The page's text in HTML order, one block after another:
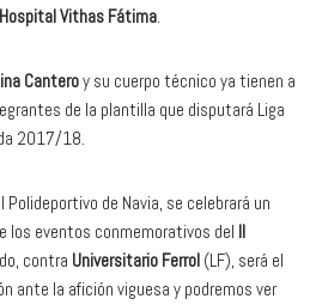
Hospital Vithas Fátima.
Canteroy su cuerpo técnico ya tienen a
de la plantilla que disputará Liga
2017/18.
de Navia, se celebrará un
los eventos conmemorativos del II
contra Universitario Ferrol (LF), será el
ante la afición viguesa y podremos ver